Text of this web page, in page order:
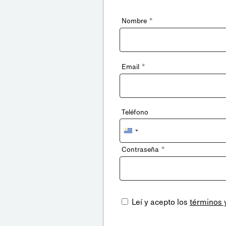
Nombre *
Email *
Teléfono
Uruguay
+598
Contraseña *
Leí y acepto los términos